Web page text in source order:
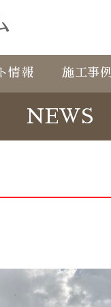
情報 施工事例
NEWS